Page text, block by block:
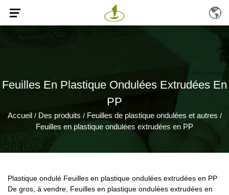
Feuilles En Plastique Ondulées Extrudées En
PP
Accueil / Des produits / Feuilles de plastique ondulées et autres /
Feuilles en plastique ondulées extrudées en PP
Plastique ondulé Feuilles en plastique ondulées extrudées en PP
De gros, à vendre, Feuilles en plastique ondulées extrudées en